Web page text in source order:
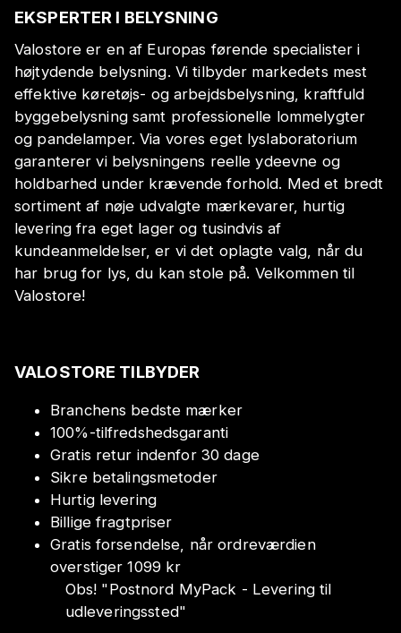
EKSPERTER I BELYSNING
Valostore er en af Europas førende specialister i
højtydende belysning. Vi tilbyder markedets mest
effektive køretøjs- og arbejdsbelysning, kraftfuld
byggebelysning samt professionelle lommelygter
og pandelamper. Via vores eget lyslaboratorium
garanterer vi belysningens reelle ydeevne og
holdbarhed under krævende forhold. Med et bredt
sortiment af nøje udvalgte mærkevarer, hurtig
levering fra eget lager og tusindvis af
kundeanmeldelser, er vi det oplagte valg, når du
har brug for lys, du kan stole på. Velkommen til
Valostore!
VALOSTORE TILBYDER
Branchens bedste mærker
100%-tilfredshedsgaranti
Gratis retur indenfor 30 dage
Sikre betalingsmetoder
Hurtig levering
Billige fragtpriser
Gratis forsendelse, når ordreværdien
overstiger 1099 kr
Obs! "Postnord MyPack - Levering til
udleveringssted"